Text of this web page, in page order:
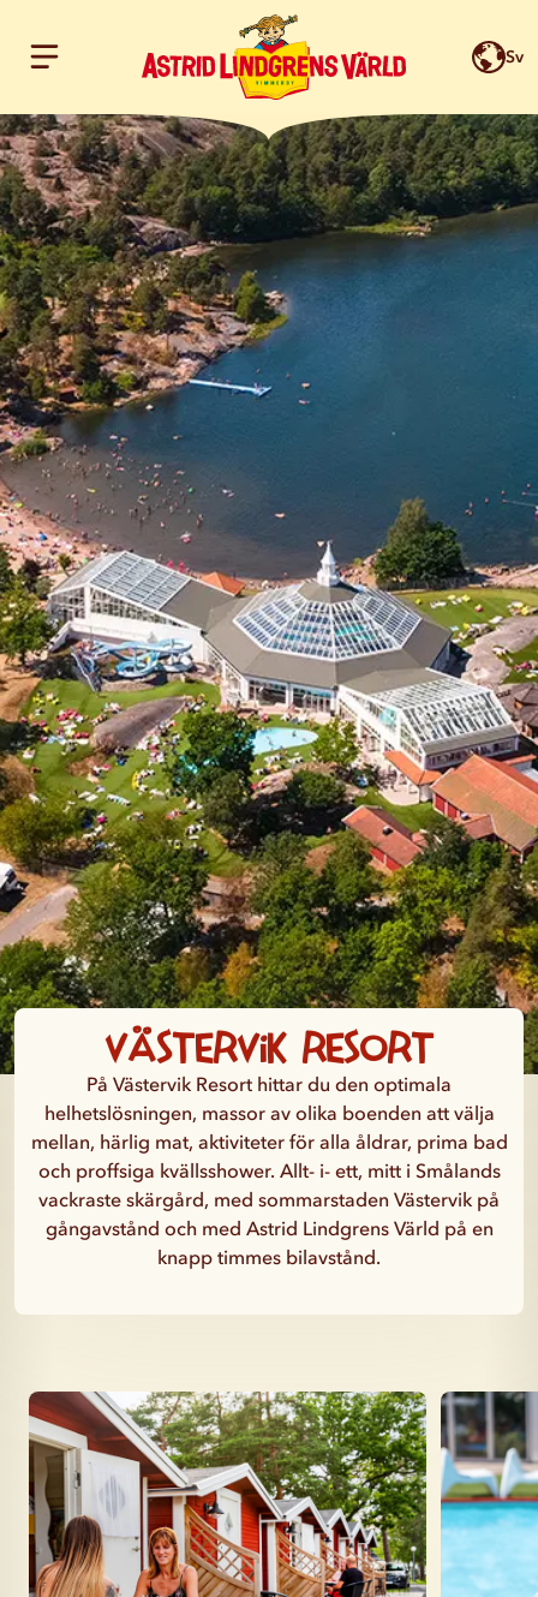
Hoppa till innehållet Sv
Västervik Resort
På Västervik Resort hittar du den optimala
helhetslösningen, massor av olika boenden att välja
mellan, härlig mat, aktiviteter för alla åldrar, prima bad
och proffsiga kvällsshower. Allt- i- ett, mitt i Smålands
vackraste skärgård, med sommarstaden Västervik på
gångavstånd och med Astrid Lindgrens Värld på en
knapp timmes bilavstånd.